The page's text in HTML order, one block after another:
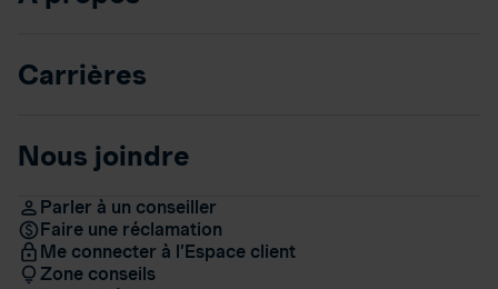
Carrières
Nous joindre
Parler à un conseiller
Faire une réclamation
Me connecter à l’Espace client
Zone conseils